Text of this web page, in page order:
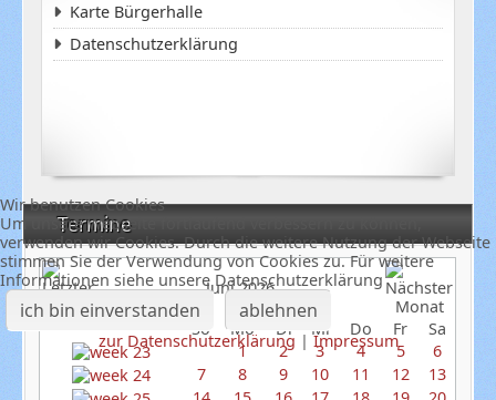
Termine
Juni 2026
So
Mo Di Mi Do Fr
Sa
1
2 3 4 5
6
7
8 9 10 11 12
13
Karte Bürgerhalle
Datenschutzerklärung
Wir benutzen Cookies
Um unsere Webseite fortlaufend verbessern zu können,
verwenden wir Cookies. Durch die weitere Nutzung der Webseite
stimmen Sie der Verwendung von Cookies zu. Für weitere
Informationen siehe unsere Datenschutzerklärung
ich bin einverstanden ablehnen
zur Datenschutzerklärung |Impressum